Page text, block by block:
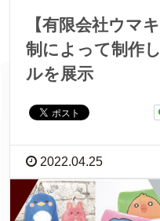
【有限会社ウマ
制によって制作
ルを展示
2022.04.25